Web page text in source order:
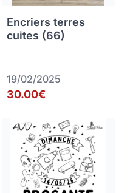
Encriers terres
cuites (66)
19/02/2025
30.00€